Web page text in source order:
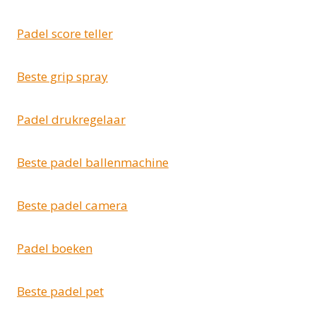
Padel score teller
Beste grip spray
Padel drukregelaar
Beste padel ballenmachine
Beste padel camera
Padel boeken
Beste padel pet